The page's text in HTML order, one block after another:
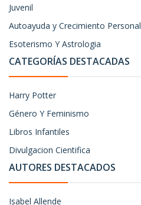
Juvenil
Autoayuda y Crecimiento Personal
Esoterismo Y Astrologia
CATEGORÍAS DESTACADAS
Harry Potter
Género Y Feminismo
Libros Infantiles
Divulgacion Cientifica
AUTORES DESTACADOS
Isabel Allende